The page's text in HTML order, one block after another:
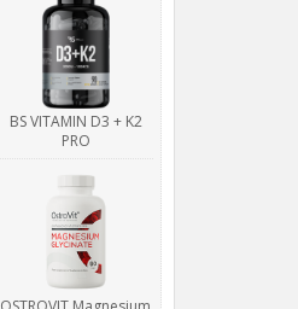
BS VITAMIN D3 + K2
PRO